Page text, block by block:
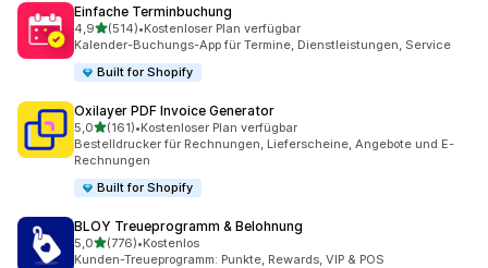
Einfache Terminbuchung
4,9von 5 Sternen
(514)
514 Rezensionen insgesamt
•Kostenloser Plan verfügbar
Kalender-Buchungs-App für Termine, Dienstleistungen, Service
Built for Shopify
Oxilayer PDF Invoice Generator
5,0von 5 Sternen
(161)
161 Rezensionen insgesamt
•Kostenloser Plan verfügbar
Bestelldrucker für Rechnungen, Lieferscheine, Angebote und E-
Rechnungen
Built for Shopify
BLOY Treueprogramm & Belohnung
5,0von 5 Sternen
(776)
776 Rezensionen insgesamt
•Kostenlos
Kunden-Treueprogramm: Punkte, Rewards, VIP & POS